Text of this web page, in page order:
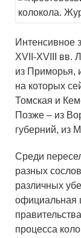
Интенсивное
XVII-XVIII вв.
из Приморья,
на которых
Томская и
Позже – из
губерний, из
Среди
разных
различных
официальная
процесса